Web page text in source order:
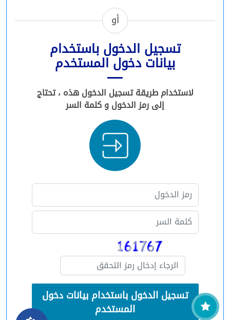
أو
تسجيل الدخول باستخدام
بيانات دخول المستخدم
لاستخدام طريقة تسجيل الدخول هذه ، تحتاج
إلى رمز الدخول و كلمة السر
تسجيل الدخول باستخدام بيانات دخول
المستخدم